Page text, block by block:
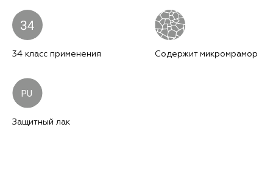
34 класс применения Содержит микромрамор
PU
Защитный лак